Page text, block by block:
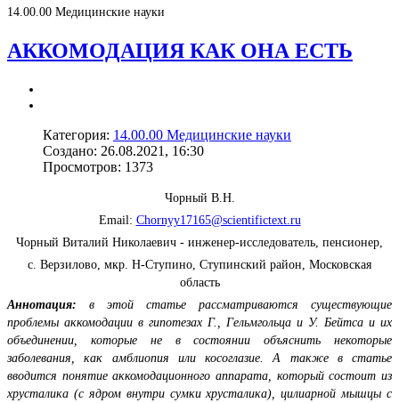
14.00.00 Медицинские науки
АККОМОДАЦИЯ КАК ОНА ЕСТЬ
Категория: 14.00.00 Медицинские науки
Создано: 26.08.2021, 16:30
Просмотров: 1373
Чорный В.Н.
Email: Chornyy17165@scientifictext.ru
Чорный Виталий Николаевич - инженер-исследователь, пенсионер,
с. Верзилово, мкр. Н-Ступино, Ступинский район, Московская
область
Аннотация: в этой статье рассматриваются существующие
проблемы аккомодации в гипотезах Г., Гельмгольца и У. Бейтса и их
объединении, которые не в состоянии объяснить некоторые
заболевания, как амблиопия или косоглазие. А также в статье
вводится понятие аккомодационного аппарата, который состоит из
хрусталика (с ядром внутри сумки хрусталика), цилиарной мышцы с